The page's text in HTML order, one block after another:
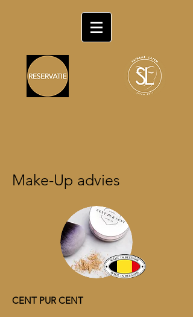
Make-Up advies
CENT PUR CENT